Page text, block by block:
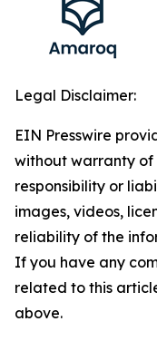
Legal Disclaimer:
EIN Presswire
without warranty of
responsibility or
images, videos,
reliability of the
If you have any
related to this
above.